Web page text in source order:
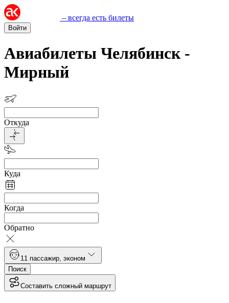
– всегда есть билеты
Войти
Авиабилеты Челябинск -
Мирный
Откуда
Куда
Когда
Обратно
1 1 пассажир эконом
Поиск
Составить сложный маршрут